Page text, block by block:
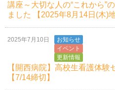
講座～大切な人の“これから”
ました 【2025年8月14日(木)
2025年7月10日
お知らせ
イベント
更新情報
【開西病院】高校生看護体
【7/14締切】